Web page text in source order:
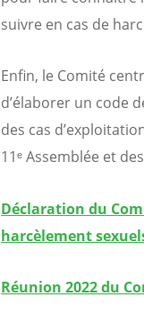
suivre en cas de
Enfin, le Comité
d’élaborer un code
des cas
11ᵉ Assemblée et
Déclaration du
harcèlement
Réunion 2022 du